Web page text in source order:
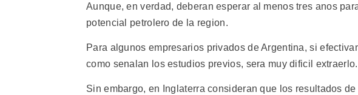
Aunque, en verdad, deberan esperar al menos tres anos
potencial petrolero de la region.
Para algunos empresarios privados de Argentina, si
como senalan los estudios previos, sera muy dificil extraerlo.
Sin embargo, en Inglaterra consideran que los resultados